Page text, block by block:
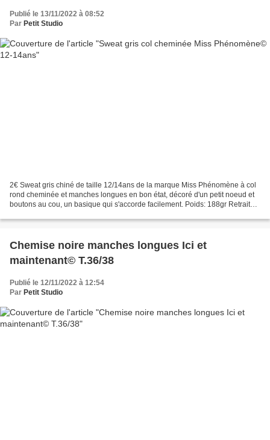
Publié le 13/11/2022 à 08:52
Par Petit Studio
2€ Sweat gris chiné de taille 12/14ans de la marque Miss Phénomène à col
rond cheminée et manches longues en bon état, décoré d'un petit noeud et
boutons au cou, un basique qui s'accorde facilement. Poids: 188gr Retrait
Chemise noire manches longues Ici et
maintenant© T.36/38
Publié le 12/11/2022 à 12:54
Par Petit Studio